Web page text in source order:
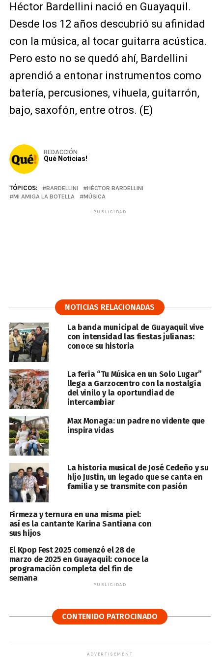
Héctor Bardellini nació en Guayaquil.
Desde los 12 años descubrió su afinidad
con la música, al tocar guitarra acústica.
Pero esto no se quedó ahí, Bardellini
aprendió a entonar instrumentos como
batería, percusiones, vihuela, guitarrón,
bajo, saxofón, entre otros. (E)
REDACCIÓN
Qué Noticias!
TÓPICOS: BARDELLINI
HÉCTOR BARDELLINI
MI AMIGA LA BOTELLA
MÚSICA
PUBLICIDAD
NOTICIAS RELACIONADAS
La banda municipal de Guayaquil vive
con intensidad las fiestas julianas:
conoce su historia
La feria “Tu Música en un Solo Lugar”
llega a Garzocentro con la nostalgia
del vinilo y la oportundiad de
intercambiar
Max Monaga: un padre no vidente que
inspira vidas
La historia musical de José Cedeño y su
hijo Justin, un legado que se canta en
familia y se transmite con pasión
Firmeza y ternura en una misma piel:
así es la cantante Karina Santiana con
sus hijos
El Kpop Fest 2025 comenzó el 28 de
marzo de 2025 en Guayaquil: conoce la
programación completa del fin de
semana
PUBLICIDAD
CONTENIDO PATROCINADO
ADVERTISEMENT